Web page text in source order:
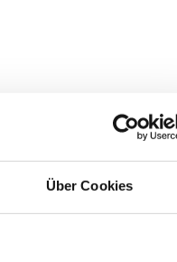
Über Cookies